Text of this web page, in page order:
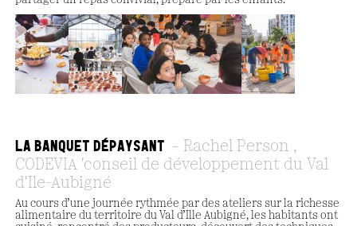
LA BANQUET DÉPAYSANT
Rachel Person ,
CODEVIA 'conseil de développement du Val
d'Ile-Aubigné
Au cours d’une journée rythmée par des ateliers sur la richesse
alimentaire du territoire du Val d’Ille Aubigné, les habitants ont